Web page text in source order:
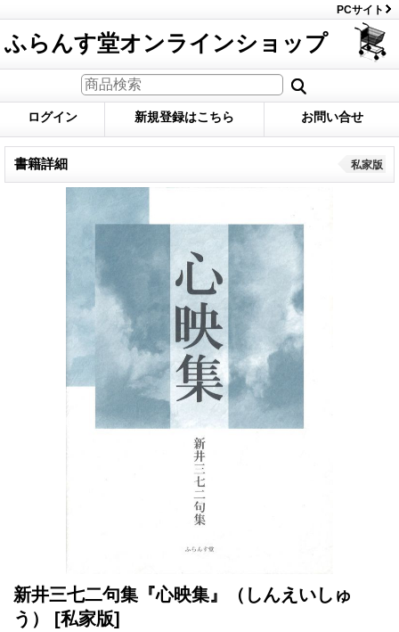
PCサイト
ふらんす堂オンラインショップ
ログイン 新規登録はこちら お問い合せ
書籍詳細 私家版
新井三七二句集『心映集』（しんえいしゅ
う）
[私家版]